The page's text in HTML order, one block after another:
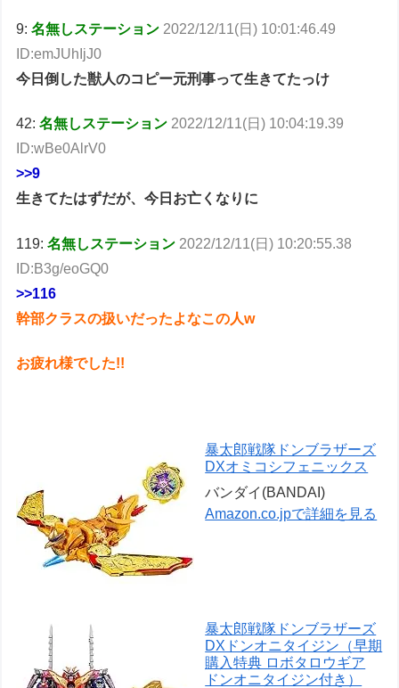
9:名無しステーション 2022/12/11(日) 10:01:46.49
ID:emJUhIjJ0
今日倒した獣人のコピー元刑事って生きてたっけ
42:名無しステーション 2022/12/11(日) 10:04:19.39
ID:wBe0AlrV0
>>9
生きてたはずだが、今日お亡くなりに
119:名無しステーション 2022/12/11(日) 10:20:55.38
ID:B3g/eoGQ0
>>116
幹部クラスの扱いだったよなこの人w
お疲れ様でした!!
暴太郎戦隊ドンブラザーズ
DXオミコシフェニックス
バンダイ(BANDAI)
Amazon.co.jpで詳細を見る
暴太郎戦隊ドンブラザーズ
DXドンオニタイジン（早期
購入特典 ロボタロウギア
ドンオニタイジン付き）